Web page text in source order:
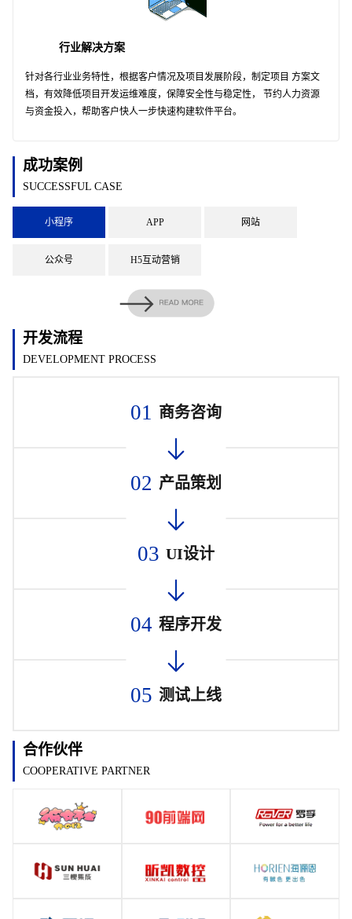
行业解决方案
针对各行业业务特性，根据客户情况及项目发展阶段，制定项目 方案文
档，有效降低项目开发运维难度，保障安全性与稳定性， 节约人力资源
与资金投入，帮助客户快人一步快速构建软件平台。
成功案例
SUCCESSFUL CASE
小程序 APP 网站
公众号 H5互动营销
开发流程
DEVELOPMENT PROCESS
01 商务咨询
02 产品策划
03 UI设计
04 程序开发
05 测试上线
合作伙伴
COOPERATIVE PARTNER